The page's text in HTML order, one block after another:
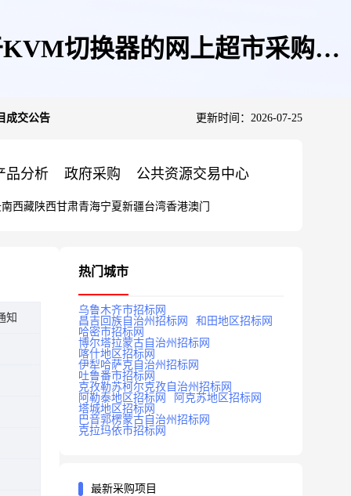
切换器的网上超市采购项
成交公告 更新时间：2026-07-25
品分析 政府采购 公共资源交易中心
西藏陕西甘肃青海宁夏新疆台湾香港澳门
知
热门城市
乌鲁木齐市招标网
昌吉回族自治州招标网
和田地区招标网
哈密市招标网
博尔塔拉蒙古自治州招标网
喀什地区招标网
伊犁哈萨克自治州招标网
吐鲁番市招标网
克孜勒苏柯尔克孜自治州招标网
阿勒泰地区招标网
阿克苏地区招标网
塔城地区招标网
巴音郭楞蒙古自治州招标网
克拉玛依市招标网
最新采购项目